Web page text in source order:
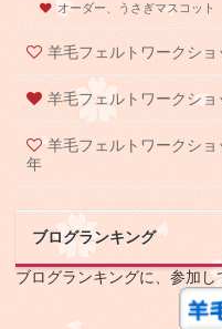
オーダー、うさぎマスコット
羊毛フェルトワークシ
羊毛フェルトワークシ
羊毛フェルトワークシ
年
ブログランキング
ブログランキングに、参加し